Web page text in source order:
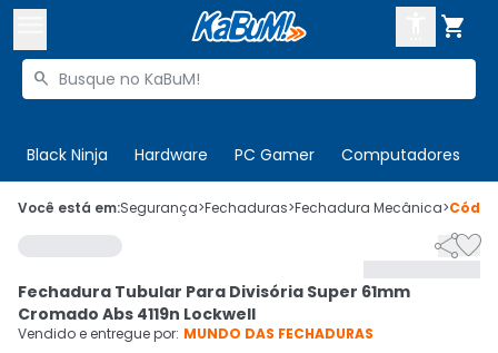

Buscar produtos

Black Ninja Hardware PC Gamer Computadores
 Olá. Acesse sua conta
 Departamentos
Cupons
CADASTRE-SE
Você está em:Segurança>Fechaduras>Fechadura Mecânica>

Fechadura Tubular Para Divisória Super 61mm
Cromado Abs 4119n Lockwell
Vendido e entregue por: MUNDO DAS FECHADURAS